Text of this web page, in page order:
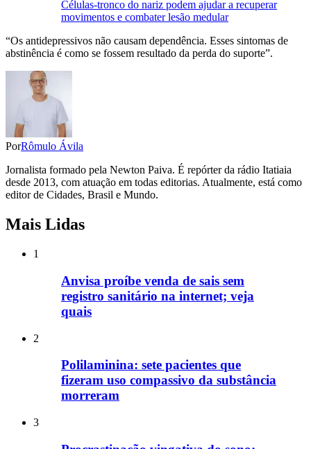
Células-tronco do nariz podem ajudar a recuperar
movimentos e combater lesão medular
“Os antidepressivos não causam dependência. Esses sintomas de
abstinência é como se fossem resultado da perda do suporte”.
PorRômulo Ávila
Jornalista formado pela Newton Paiva. É repórter da rádio Itatiaia
desde 2013, com atuação em todas editorias. Atualmente, está como
editor de Cidades, Brasil e Mundo.
Mais Lidas
1
Anvisa proíbe venda de sais sem
registro sanitário na internet; veja
quais
2
Polilaminina: sete pacientes que
fizeram uso compassivo da substância
morreram
3